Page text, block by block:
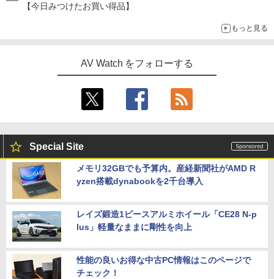
【今日みつけたお買い得品】
もっと見る
AV Watch をフォローする
Special Site
メモリ32GBでも予算内。産経新聞社がAMD R
yzen搭載dynabookを2千台導入
レイズ鍛造1ピースアルミホイール「CE28 N-p
lus」軽量なままに剛性を向上
性能の良いお得な中古PC情報はこのページで
チェック！